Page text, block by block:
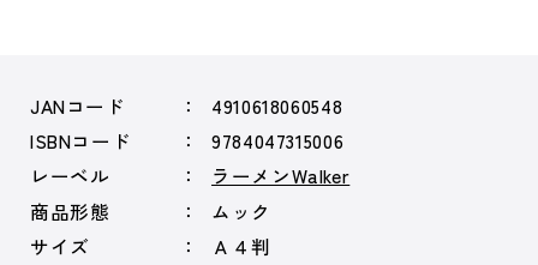
JANコード
4910618060548
ISBNコード
9784047315006
レーベル
ラーメンWalker
商品形態
ムック
サイズ
Ａ４判